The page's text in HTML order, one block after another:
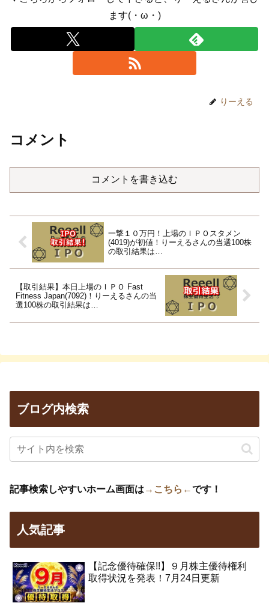
ます(・ω・)
りーえる
コメント
コメントを書き込む
一撃１０万円！上場のＩＰＯスタメン
(4019)が初値！りーえるさんの当選100株
の取引結果は…
【取引結果】本日上場のＩＰＯ Fast
Fitness Japan(7092)！りーえるさんの当
選100株の取引結果は…
ブログ内検索
記事検索しやすいホーム画面は→こちら←です！
人気記事
【記念優待確保!!】９月株主優待権利
取得状況を発表！7月24日更新